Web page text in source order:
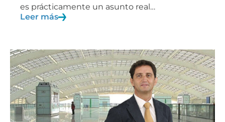
es prácticamente un asunto real…
Leer más